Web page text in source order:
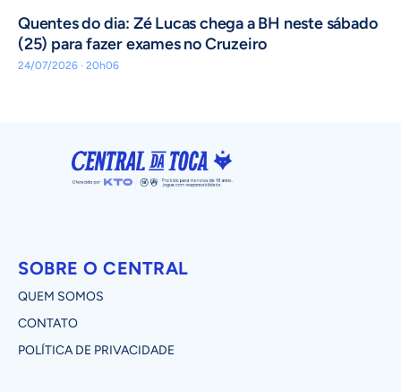
Quentes do dia: Zé Lucas chega a BH neste sábado
(25) para fazer exames no Cruzeiro
24/07/2026 · 20h06
SOBRE O CENTRAL
QUEM SOMOS
CONTATO
POLÍTICA DE PRIVACIDADE